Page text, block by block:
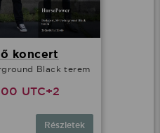
koncert
Black terem
UTC+2
Részletek